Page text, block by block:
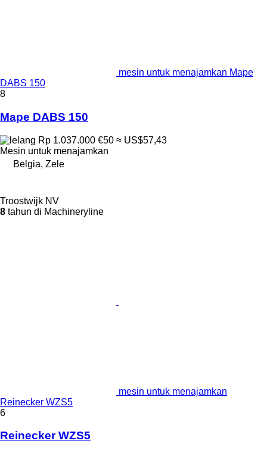
mesin untuk menajamkan Mape
DABS 150
8
Mape DABS 150
Rp 1.037.000 €50 ≈ US$57,43
Mesin untuk menajamkan
Belgia, Zele
Troostwijk NV
8 tahun di Machineryline
mesin untuk menajamkan
Reinecker WZS5
6
Reinecker WZS5